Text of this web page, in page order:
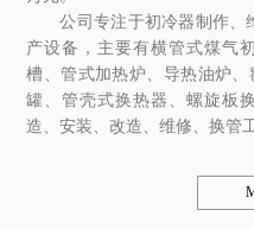
公司专注于初冷器制作、
产设备，主要有横管式煤气
槽、管式加热炉、导热油炉
罐、管壳式换热器、螺旋板
造、安装、改造、维修、换管